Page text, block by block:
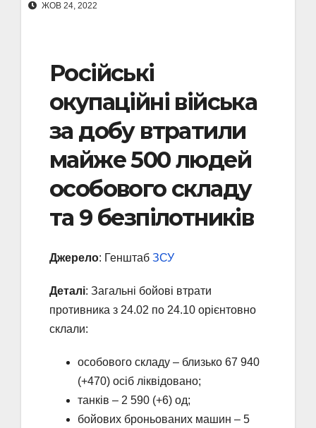
ЖОВ 24, 2022
Російські
окупаційні війська
за добу втратили
майже 500 людей
особового складу
та 9 безпілотників
Джерело: Генштаб ЗСУ
Деталі: Загальні бойові втрати
противника з 24.02 по 24.10 орієнтовно
склали:
особового складу ‒ близько 67 940
(+470) осіб ліквідовано;
танків – 2 590 (+6) од;
бойових броньованих машин – 5